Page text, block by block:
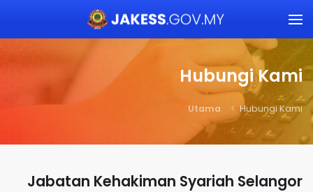
Skip to main content
Hubungi Kami
Utama Hubungi Kami
Jabatan Kehakiman Syariah Selangor